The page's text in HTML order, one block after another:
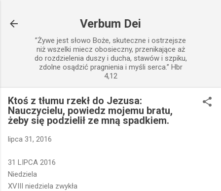
Verbum Dei
”Żywe jest słowo Boże, skuteczne i ostrzejsze
niż wszelki miecz obosieczny, przenikające aż
do rozdzielenia duszy i ducha, stawów i szpiku,
zdolne osądzić pragnienia i myśli serca.” Hbr
4,12
Ktoś z tłumu rzekł do Jezusa:
Nauczycielu, powiedz mojemu bratu,
żeby się podzielił ze mną spadkiem.
lipca 31, 2016
31 LIPCA 2016
Niedziela
XVIII niedziela zwykła